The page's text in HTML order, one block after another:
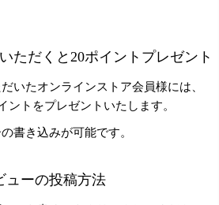
ただくと20ポイントプレゼント
いたオンラインストア会員様には、
ントをプレゼントいたします。
書き込みが可能です。
ューの投稿方法